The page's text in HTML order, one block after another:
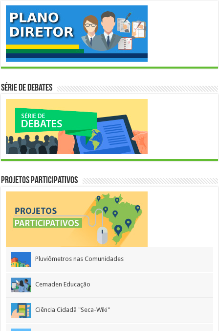
Série de Debates
Projetos Participativos
Pluviômetros nas Comunidades
Cemaden Educação
Ciência Cidadã "Seca-Wiki"